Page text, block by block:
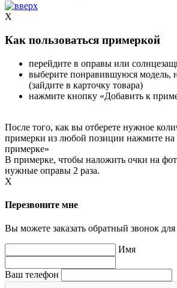
X
Как пользоваться примеркой
перейдите в оправы или
выберите понравившуюся модель,
(зайдите в карточку товара)
нажмите кнопку «Добавить к
После того, как вы отберете нужное
примерки из любой позиции нажмите
примерке»
В примерке, чтобы наложить очки на
нужные оправы 2 раза.
X
Перезвоните мне
Вы можете заказать обратный звонок для
Имя
Ваш телефон